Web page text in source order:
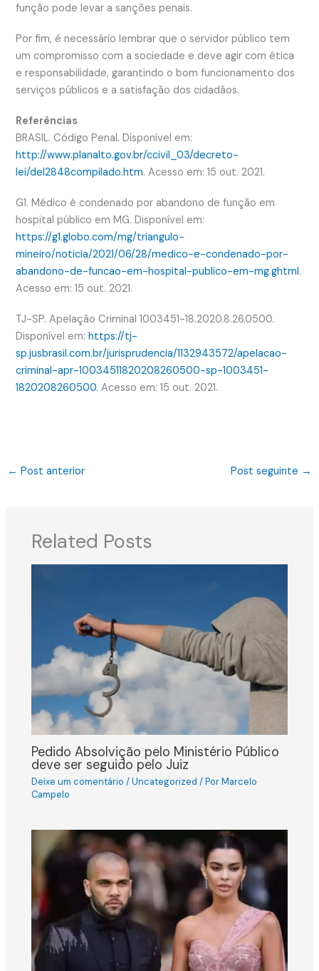
função pode levar a sanções penais.
Por fim, é necessário lembrar que o servidor público tem
um compromisso com a sociedade e deve agir com ética
e responsabilidade, garantindo o bom funcionamento dos
serviços públicos e a satisfação dos cidadãos.
Referências
BRASIL. Código Penal. Disponível em:
http://www.planalto.gov.br/ccivil_03/decreto-
lei/del2848compilado.htm. Acesso em: 15 out. 2021.
G1. Médico é condenado por abandono de função em
hospital público em MG. Disponível em:
https://g1.globo.com/mg/triangulo-
mineiro/noticia/2021/06/28/medico-e-condenado-por-
abandono-de-funcao-em-hospital-publico-em-mg.ghtml.
Acesso em: 15 out. 2021.
TJ-SP. Apelação Criminal 1003451-18.2020.8.26.0500.
Disponível em: https://tj-
sp.jusbrasil.com.br/jurisprudencia/1132943572/apelacao-
criminal-apr-10034511820208260500-sp-1003451-
1820208260500. Acesso em: 15 out. 2021.
← Post anterior Post seguinte →
Related Posts
Pedido Absolvição pelo Ministério Público
deve ser seguido pelo Juiz
Deixe um comentário /Uncategorized / PorMarcelo
Campelo